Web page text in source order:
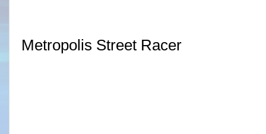
Metropolis Street Racer